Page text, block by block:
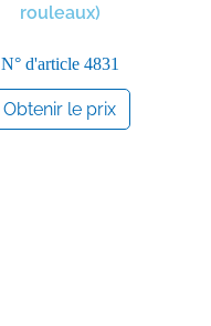
rouleaux)
N° d'article 4831
Obtenir le prix